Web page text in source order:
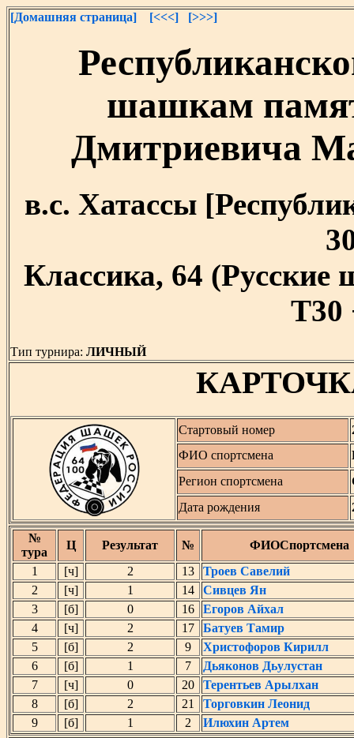
[Домашняя страница] [<<<] [>>>]
шашкам
Дмитриевича
в.с. Хатассы
Классика, 64
T30
Тип турнира: ЛИЧНЫЙ
Стартовый номер
ФИО спортсмена
Регион спортсмена
Дата рождения
№
тура
Ц Результат №
ФИОСпортсмена
1
[ч] 2 13
Троев Савелий
2
[ч] 1 14
Сивцев Ян
3
[б] 0 16
Егоров Айхал
4
[ч] 2 17
Батуев Тамир
5
[б] 2 9
Христофоров Кирилл
6
[б] 1 7
Дьяконов Дьулустан
7
[ч] 0 20
Терентьев Арылхан
8
[б] 2 21
Торговкин Леонид
9
[б] 1 2
Илюхин Артем